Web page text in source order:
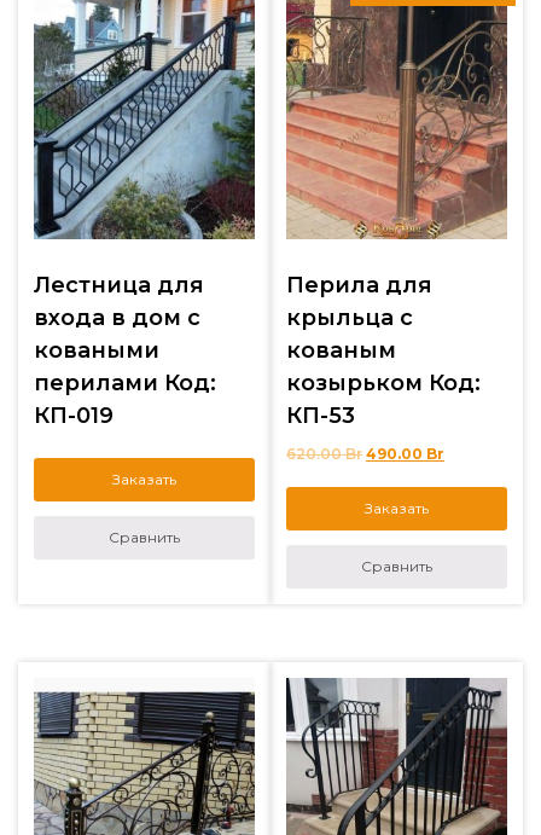
Лестница для
входа в дом с
коваными
перилами Код:
КП-019
Заказать
Сравнить
Перила для
крыльца с
кованым
козырьком Код:
КП-53
620.00Br 490.00 Br
Заказать
Сравнить